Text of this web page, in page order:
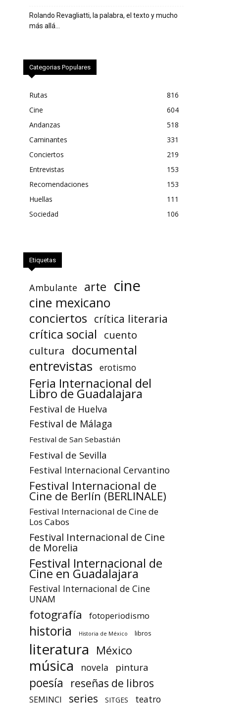
Rolando Revagliatti, la palabra, el texto y mucho
más allá…
Categorias Populares
Rutas
816
Cine
604
Andanzas
518
Caminantes
331
Conciertos
219
Entrevistas
153
Recomendaciones
153
Huellas
111
Sociedad
106
Etiquetas
Ambulante arte cine
cine mexicano
conciertos crítica literaria
crítica social
cuento
cultura
documental
entrevistas erotismo
Feria Internacional del
Libro de Guadalajara
Festival de Huelva
Festival de Málaga
Festival de San Sebastián
Festival de Sevilla
Festival Internacional Cervantino
Festival Internacional de
Cine de Berlín (BERLINALE)
Festival Internacional de Cine de
Los Cabos
Festival Internacional de Cine
de Morelia
Festival Internacional de
Cine en Guadalajara
Festival Internacional de Cine
UNAM
fotografía fotoperiodismo
historia Historia de México libros
literatura México
música novela pintura
poesía reseñas de libros
SEMINCI series SITGES teatro